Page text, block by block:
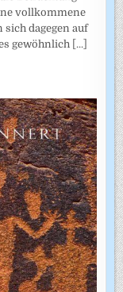
vollkommene
dagegen auf
gewöhnlich [...]